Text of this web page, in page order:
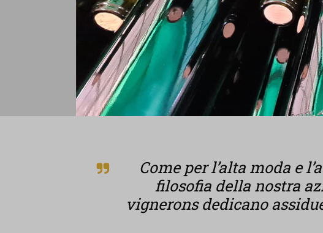
Come per l’alta moda e
filosofia della nostra
vignerons dedicano